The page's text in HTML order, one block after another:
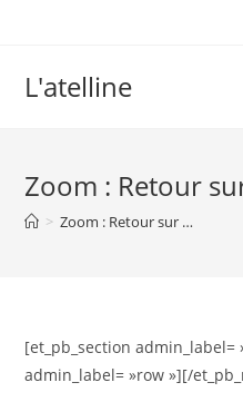
L'atelline
Zoom : Retour
> Zoom : Retour sur …
[et_pb_section admin_label=
admin_label= »row »][/